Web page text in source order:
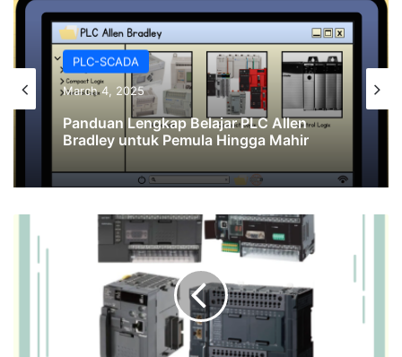
PLC-SCADA
March 4, 2025
Panduan Lengkap Belajar PLC Allen
Bradley untuk Pemula Hingga Mahir
Omron